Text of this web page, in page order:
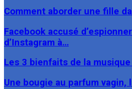
Comment aborder une fille
Facebook accusé
d’Instagram à…
Les 3 bienfaits de la
Une bougie au parfum vagin,